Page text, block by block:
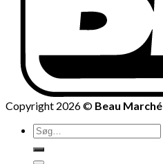
Copyright 2026 © Beau Marché
Søg
efter: